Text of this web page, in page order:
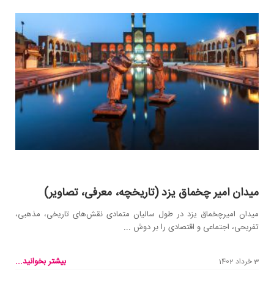
میدان امیر چخماق یزد (تاریخچه، معرفی، تصاویر)
میدان امیرچخماق یزد در طول سالیان متمادی نقش‌های تاریخی، مذهبی،
تفریحی، اجتماعی و اقتصادی را بر دوش ...
3 خرداد 1402 بیشتر بخوانید...